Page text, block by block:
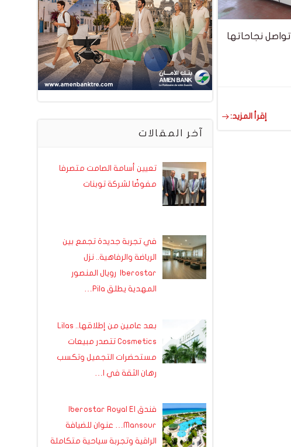
سوسة: بخبرات وسواعد تونسية شركة ICAR تواصل نجاحاتها
إقرأ المزيد:
آخر المقالات
تعيين أسامة الصامت متصرفا
مفوضًا لشركة توبنات
في تجربة جديدة تجمع بين
الرياضة والرفاهية.. نزل
Iberostar رويال المنصور
المهدية يطلق Pila…
بعد عامين من إطلاقها.. Lilas
Cosmetics تتصدر مبيعات
مستحضرات التجميل وتكسب
رهان الثقة في ا…
فندق Iberostar Royal El
Mansour… عنوان للضيافة
الراقية وتجربة سياحية متكاملة